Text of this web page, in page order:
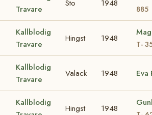
Travare
Sto 1948
885
Kallblodig
Travare
Hingst 1948
T-
Kallblodig
Travare
Valack 1948 Eva
Kallblodig
Hingst 1948